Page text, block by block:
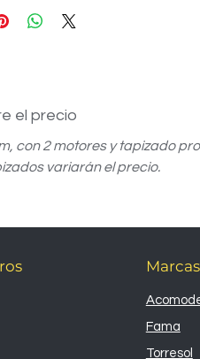
el precio
con 2 motores y tapizado
variarán el precio.
Marcas
Fama
Torresol